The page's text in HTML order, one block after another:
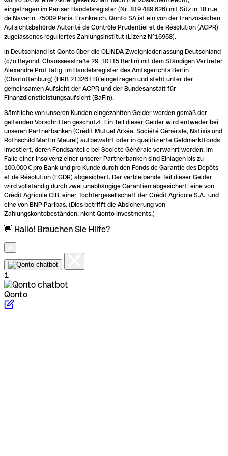
eingetragen im Pariser Handelsregister (Nr. 819 489 626) mit Sitz in 18 rue
de Navarin, 75009 Paris, Frankreich. Qonto SA ist ein von der französischen
Aufsichtsbehörde Autorité de Contrôle Prudentiel et de Résolution (ACPR)
zugelassenes reguliertes Zahlungsinstitut (Lizenz N°16958).
In Deutschland ist Qonto über die OLINDA Zweigniederlassung Deutschland
(c/o Beyond, Chausseestraße 29, 10115 Berlin) mit dem Ständigen Vertreter
Alexandre Prot tätig, im Handelsregister des Amtsgerichts Berlin
(Charlottenburg) (HRB 213261 B) eingetragen und steht unter der
gemeinsamen Aufsicht der ACPR und der Bundesanstalt für
Finanzdienstleistungsaufsicht (BaFin).
Sämtliche von unseren Kunden eingezahlten Gelder werden gemäß der
geltenden Vorschriften geschützt. Ein Teil dieser Gelder wird entweder bei
unseren Partnerbanken (Crédit Mutuel Arkéa, Société Générale, Natixis und
Rothschild Martin Maurel) aufbewahrt oder in qualifizierte Geldmarktfonds
investiert, deren Fondsanteile bei Société Générale verwahrt werden. Im
Falle einer Insolvenz einer unserer Partnerbanken sind Einlagen bis zu
100.000 € pro Bank und pro Kunde durch den Fonds de Garantie des Dépôts
et de Résolution (FGDR) abgesichert. Der verbleibende Teil dieser Gelder
wird vollständig durch zwei unabhängige Garantien abgesichert: eine von
Crédit Agricole CIB, einer Tochtergesellschaft der Crédit Agricole S.A., und
eine von BNP Paribas. (Dies betrifft die Absicherung von
Zahlungskontobeständen, nicht Qonto Investments.)
👋 Hallo! Brauchen Sie Hilfe?
1
Qonto